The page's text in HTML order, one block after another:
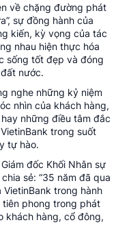
về chặng đường phát
sự đồng hành của
kiến, kỳ vọng của tác
nhau hiện thực hóa
sống tốt đẹp và đóng
nước.
nghe những kỷ niệm
nhìn của khách hàng,
những điều tâm đắc
trong suốt
tự hào.
đốc Khối Nhân sự
sẻ: “35 năm đã qua
trong hành
tiên phong trong phát
khách hàng, cổ đông,